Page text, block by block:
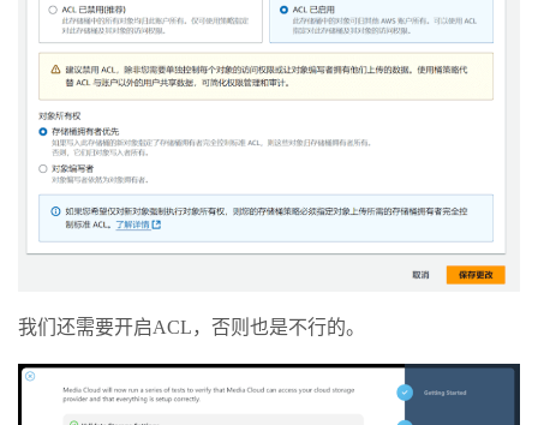
我们还需要开启ACL，否则也是不行的。